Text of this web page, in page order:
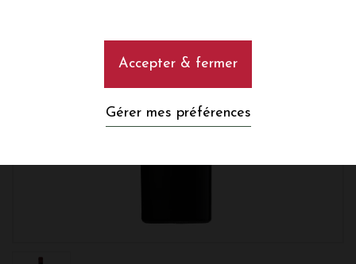
Accepter & fermer
Gérer mes préférences